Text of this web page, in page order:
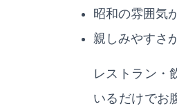
昭和の雰囲気
親しみやすさ
レストラン・
いるだけでお